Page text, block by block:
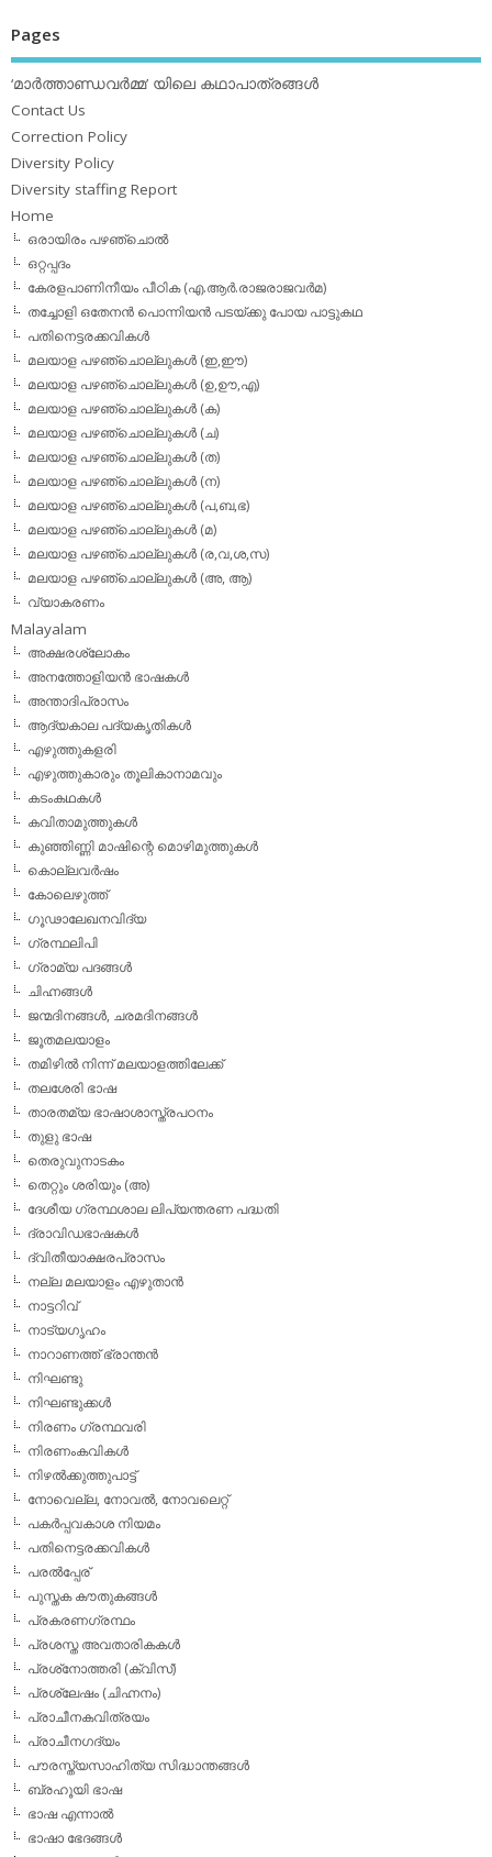
Pages
‘മാര്‍ത്താണ്ഡവര്‍മ്മ’ യിലെ കഥാപാത്രങ്ങള്‍
Contact Us
Correction Policy
Diversity Policy
Diversity staffing Report
Home
ഒരായിരം പഴഞ്ചൊല്‍
ഒറ്റപ്പദം
കേരളപാണിനീയം പീഠിക (എ.ആര്‍.രാജരാജവര്‍മ)
തച്ചോളി ഒതേനൻ പൊന്നിയൻ പടയ്‌ക്കു പോയ പാട്ടുകഥ
പതിനെട്ടരക്കവികള്‍
മലയാള പഴഞ്ചൊല്ലുകള്‍ (ഇ,ഈ)
മലയാള പഴഞ്ചൊല്ലുകള്‍ (ഉ,ഊ,എ)
മലയാള പഴഞ്ചൊല്ലുകള്‍ (ക)
മലയാള പഴഞ്ചൊല്ലുകള്‍ (ച)
മലയാള പഴഞ്ചൊല്ലുകള്‍ (ത)
മലയാള പഴഞ്ചൊല്ലുകള്‍ (ന)
മലയാള പഴഞ്ചൊല്ലുകള്‍ (പ,ബ,ഭ)
മലയാള പഴഞ്ചൊല്ലുകള്‍ (മ)
മലയാള പഴഞ്ചൊല്ലുകള്‍ (ര,വ,ശ,സ)
മലയാള പഴഞ്ചൊല്ലുകൾ (അ, ആ)
വ്യാകരണം
Malayalam
അക്ഷരശ്ലോകം
അനത്തോളിയന്‍ ഭാഷകള്‍
അന്താദിപ്രാസം
ആദ്യകാല പദ്യകൃതികള്‍
എഴുത്തുകളരി
എഴുത്തുകാരും തൂലികാനാമവും
കടംകഥകള്‍
കവിതാമുത്തുകള്‍
കുഞ്ഞിണ്ണി മാഷിന്റെ മൊഴിമുത്തുകള്‍
കൊല്ലവര്‍ഷം
കോലെഴുത്ത്
ഗൂഢാലേഖനവിദ്യ
ഗ്രന്ഥലിപി
ഗ്രാമ്യ പദങ്ങള്‍
ചിഹ്നങ്ങള്‍
ജന്മദിനങ്ങള്‍, ചരമദിനങ്ങള്‍
ജൂതമലയാളം
തമിഴില്‍ നിന്ന് മലയാളത്തിലേക്ക്
തലശേരി ഭാഷ
താരതമ്യ ഭാഷാശാസ്ത്രപഠനം
തുളു ഭാഷ
തെരുവുനാടകം
തെറ്റും ശരിയും (അ)
ദേശീയ ഗ്രന്ഥശാല ലിപ്യന്തരണ പദ്ധതി
ദ്രാവിഡഭാഷകള്‍
ദ്വിതീയാക്ഷരപ്രാസം
നല്ല മലയാളം എഴുതാന്‍
നാട്ടറിവ്
നാട്യഗൃഹം
നാറാണത്ത് ഭ്രാന്തന്‍
നിഘണ്ടു
നിഘണ്ടുക്കള്‍
നിരണം ഗ്രന്ഥവരി
നിരണംകവികള്‍
നിഴല്‍ക്കുത്തുപാട്ട്
നോവെല്ല, നോവല്‍, നോവലെറ്റ്
പകര്‍പ്പവകാശ നിയമം
പതിനെട്ടരക്കവികള്‍
പരല്‍പ്പേര്
പുസ്തക കൗതുകങ്ങള്‍
പ്രകരണഗ്രന്ഥം
പ്രശസ്ത അവതാരികകള്‍
പ്രശ്‌നോത്തരി (ക്വിസ്)
പ്രശ്ലേഷം (ചിഹ്നനം)
പ്രാചീനകവിത്രയം
പ്രാചീനഗദ്യം
പൗരസ്ത്യസാഹിത്യ സിദ്ധാന്തങ്ങള്‍
ബ്രഹൂയി ഭാഷ
ഭാഷ എന്നാല്‍
ഭാഷാ ഭേദങ്ങള്‍